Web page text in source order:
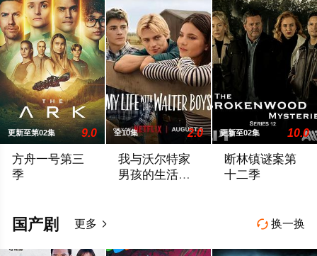
更新至第02集 9.0
方舟一号第三
季
全10集 2.0
我与沃尔特家
男孩的生活第
更新至02集 10.0
断林镇谜案第
十二季
 换一换
国产剧 更多 